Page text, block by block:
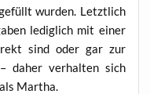
wur­den. Letzt­lich
ledig­lich mit einer
sind oder gar zur
daher ver­hal­ten sich
Martha.